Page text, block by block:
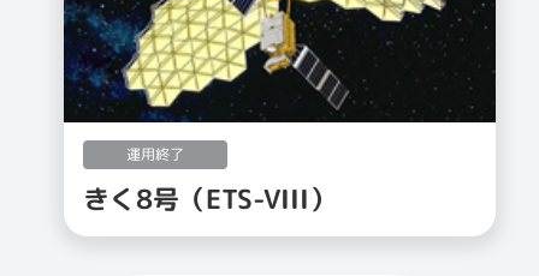
運用終了
きく8号（ETS-VIII）